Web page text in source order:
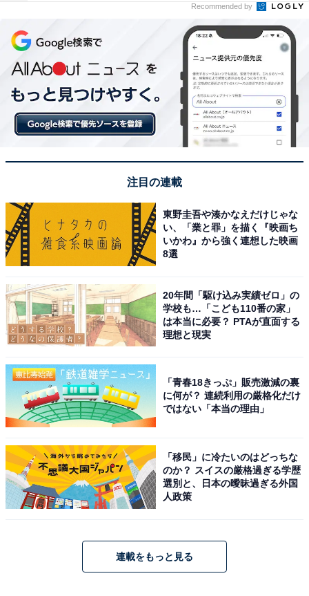
らしい
庄内の新鮮な海の幸を使った料理がとても美味しい
スタッフの親切で丁寧な接客が心地よくて素晴らし
い
アクセス・料金・宿泊情報は？
アクセス
所在地：〒997-1201 山形県鶴岡市湯野浜1-5-50
Recommended by
注目の連載
東野圭吾や湊かなえだけじゃな
い、「業と罪」を描く『映画ち
いかわ』から強く連想した映画
8選
20年間「駆け込み実績ゼロ」の
学校も…「こども110番の家」
は本当に必要？ PTAが直面する
理想と現実
「青春18きっぷ」販売激減の裏
に何が？ 連続利用の厳格化だけ
ではない「本当の理由」
「移民」に冷たいのはどっちな
のか？ スイスの厳格過ぎる学歴
選別と、日本の曖昧過ぎる外国
人政策
連載をもっと見る